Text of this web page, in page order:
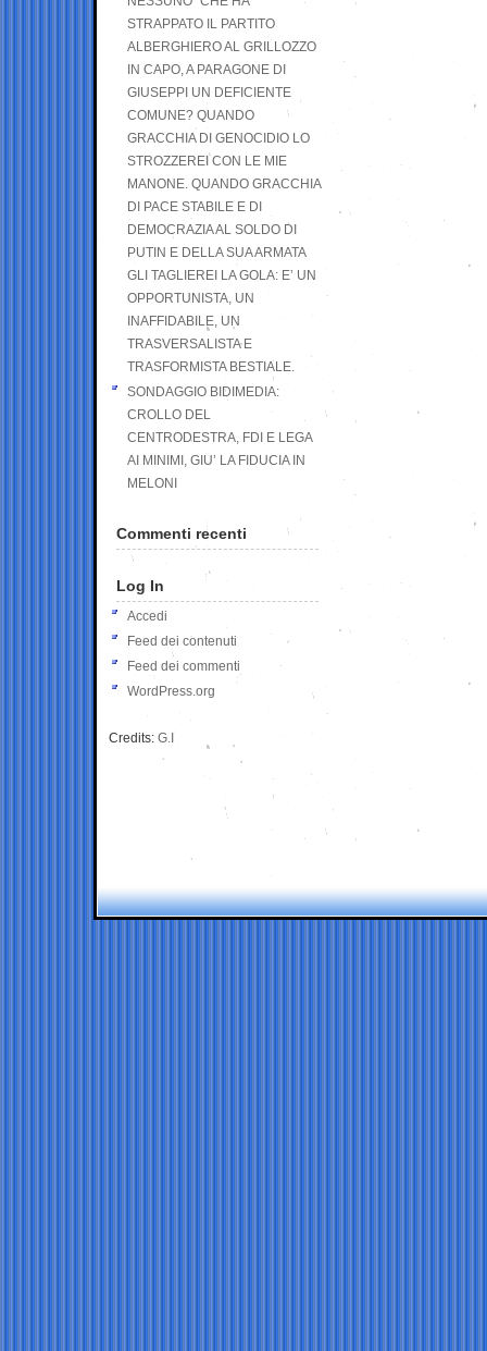
STRAPPATO IL PARTITO
ALBERGHIERO AL GRILLOZZO
IN CAPO, A PARAGONE DI
GIUSEPPI UN DEFICIENTE
COMUNE? QUANDO
GRACCHIA DI GENOCIDIO LO
STROZZEREI CON LE MIE
MANONE. QUANDO GRACCHIA
DI PACE STABILE E DI
DEMOCRAZIA AL SOLDO DI
PUTIN E DELLA SUA ARMATA
GLI TAGLIEREI LA GOLA: E’ UN
OPPORTUNISTA, UN
INAFFIDABILE, UN
TRASVERSALISTA E
TRASFORMISTA BESTIALE.
SONDAGGIO BIDIMEDIA:
CROLLO DEL
CENTRODESTRA, FDI E LEGA
AI MINIMI, GIU’ LA FIDUCIA IN
MELONI
Commenti recenti
Log In
Accedi
Feed dei contenuti
Feed dei commenti
WordPress.org
Credits: G.I